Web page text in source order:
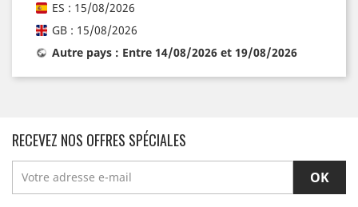
ES : 15/08/2026
GB : 15/08/2026
Autre pays : Entre 14/08/2026 et 19/08/2026
RECEVEZ NOS OFFRES SPÉCIALES